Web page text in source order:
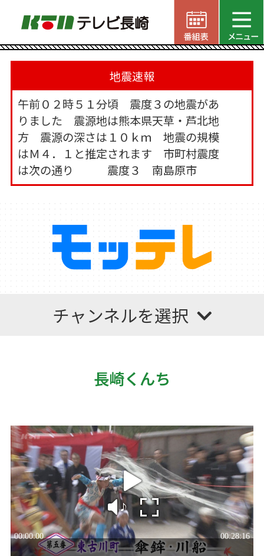
地震速報
午前０２時５１分頃 震度３の地震があ
りました 震源地は熊本県天草・芦北地
方 震源の深さは１０ｋｍ 地震の規模
はＭ４．１と推定されます 市町村震度
は次の通り 震度３ 南島原市
チャンネルを選択
長崎くんち